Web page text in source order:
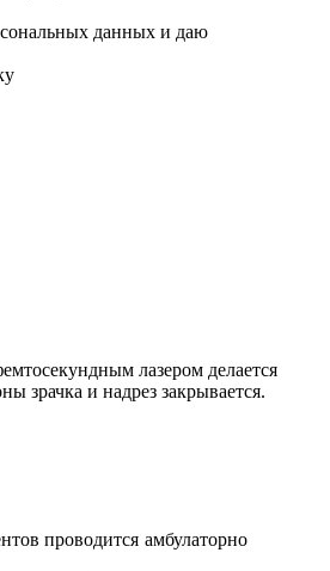
лазером делается
зрачка и надрез закрывается.
проводится амбулаторно
данных и даю